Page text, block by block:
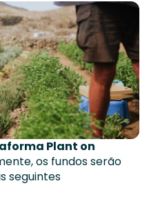
Plant on
os fundos serão
seguintes